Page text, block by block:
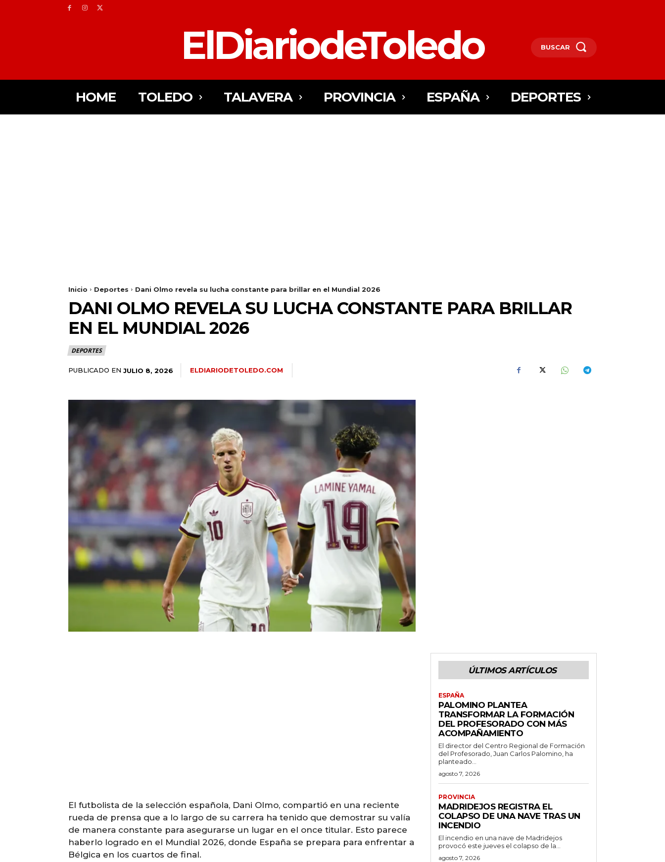
ElDiariodeToledo BUSCAR
HOME TOLEDO TALAVERA PROVINCIA ESPAÑA DEPORTES
Inicio Deportes Dani Olmo revela su lucha constante para brillar en el Mundial 2026
DANI OLMO REVELA SU LUCHA CONSTANTE PARA BRILLAR
EN EL MUNDIAL 2026
DEPORTES
PUBLICADO EN JULIO 8, 2026 ELDIARIODETOLEDO.COM
El futbolista de la selección española, Dani Olmo, compartió en una reciente
rueda de prensa que a lo largo de su carrera ha tenido que demostrar su valía
de manera constante para asegurarse un lugar en el once titular. Esto parece
haberlo logrado en el Mundial 2026, donde España se prepara para enfrentar a
Bélgica en los cuartos de final.
ÚLTIMOS ARTÍCULOS
ESPAÑA
PALOMINO PLANTEA
TRANSFORMAR LA FORMACIÓN
DEL PROFESORADO CON MÁS
ACOMPAÑAMIENTO
El director del Centro Regional de Formación
del Profesorado, Juan Carlos Palomino, ha
planteado...
agosto 7, 2026
PROVINCIA
MADRIDEJOS REGISTRA EL
COLAPSO DE UNA NAVE TRAS UN
INCENDIO
El incendio en una nave de Madridejos
provocó este jueves el colapso de la...
agosto 7, 2026